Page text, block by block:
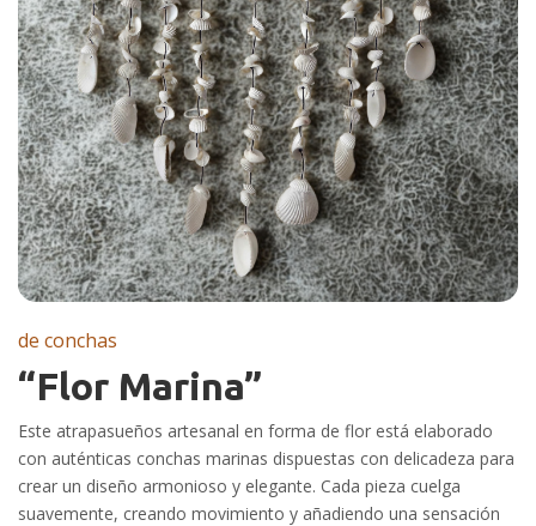
de conchas
“Flor Marina”
Este atrapasueños artesanal en forma de flor está elaborado
con auténticas conchas marinas dispuestas con delicadeza para
crear un diseño armonioso y elegante. Cada pieza cuelga
suavemente, creando movimiento y añadiendo una sensación